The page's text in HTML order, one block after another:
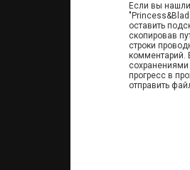
Если вы
оставить
скопировав
строки
комментарий.
прогресс в
отправить